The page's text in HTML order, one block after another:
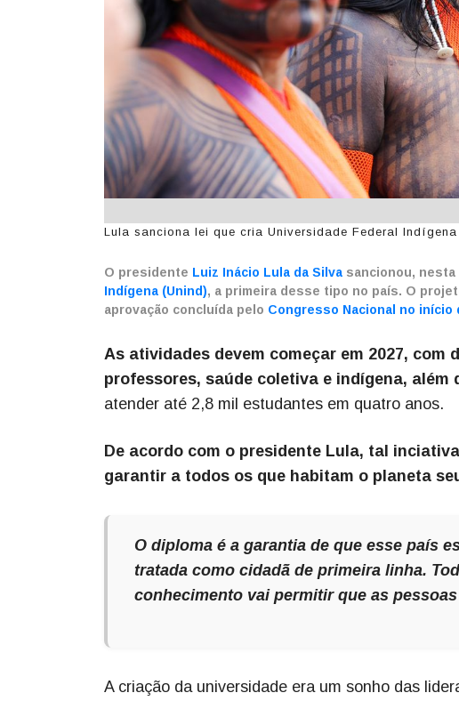
Lula sanciona lei que cria Universidade Federal
O presidente Luiz Inácio Lula da Silva sancionou, nesta
Indígena (Unind), a primeira desse tipo no país. O
aprovação concluída pelo Congresso Nacional no início
As atividades devem começar em 2027, com
professores, saúde coletiva e indígena,
atender até 2,8 mil estudantes em quatro anos.
De acordo com o presidente Lula, tal
garantir a todos os que habitam o planeta
O diploma é a garantia de que esse país
tratada como cidadã de primeira linha.
conhecimento vai permitir que as
A criação da universidade era um sonho das